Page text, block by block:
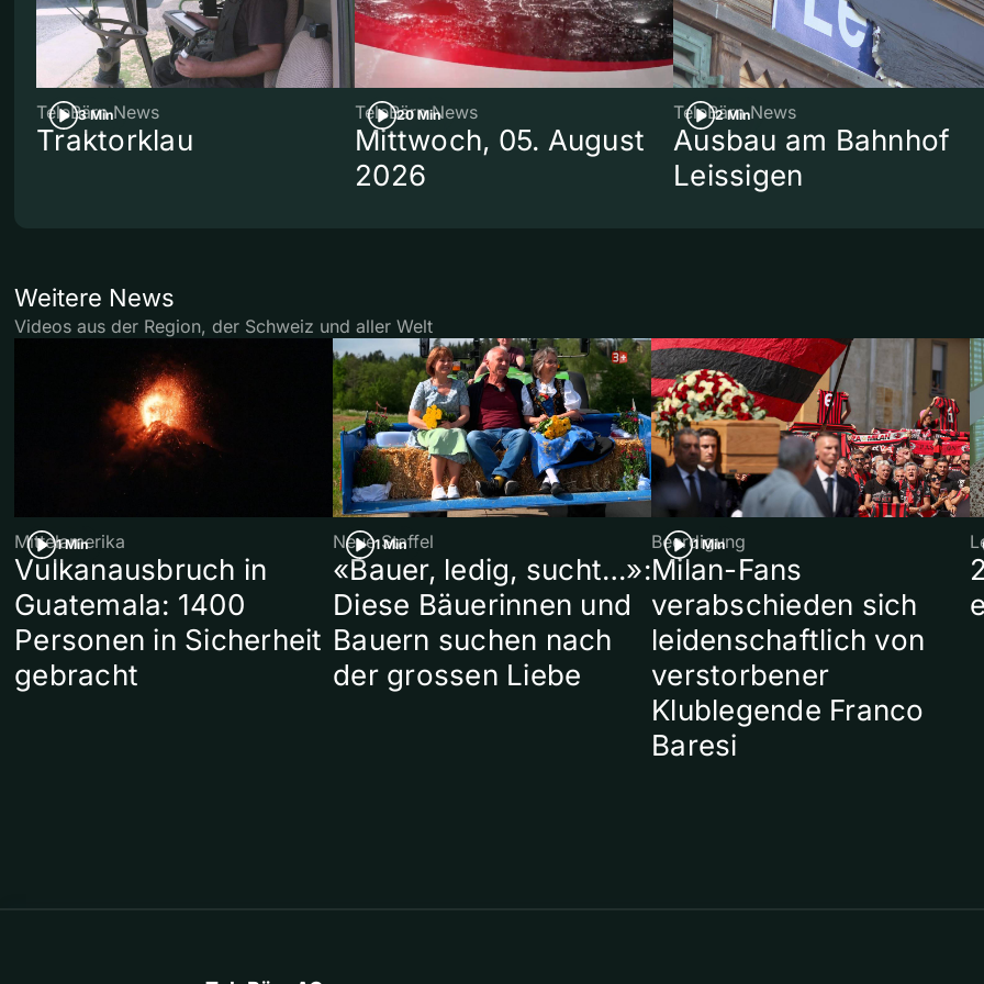
3 Min
TeleBärn News
Traktorklau
20 Min
TeleBärn News
Mittwoch, 05. August
2026
2 Min
TeleBärn News
Ausbau am Bahnhof
Leissigen
Weitere News
Videos aus der Region, der Schweiz und aller Welt
1 Min
Mittelamerika
Vulkanausbruch in
Guatemala: 1400
Personen in Sicherheit
gebracht
1 Min
Neue Staffel
«Bauer, ledig, sucht…»:
Diese Bäuerinnen und
Bauern suchen nach
der grossen Liebe
1 Min
Beerdigung
Milan-Fans
verabschieden sich
leidenschaftlich von
verstorbener
Klublegende Franco
Baresi